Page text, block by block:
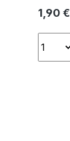
1,90 €